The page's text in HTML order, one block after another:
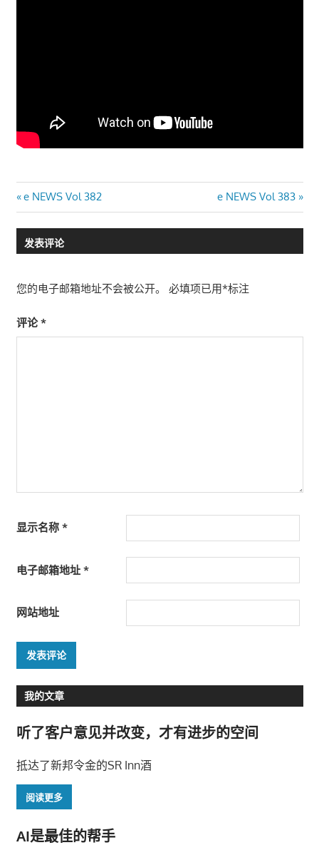
文
章
导
航
Previous
Post:
e NEWS Vol 382
Next
Post:
e NEWS Vol 383
发表评论
您的电子邮箱地址不会被公开。 必填项已用*标注
评论*
显示名称 *
电子邮箱地址 *
网站地址
我的文章
听了客户意见并改变，才有进步的空间
抵达了新邦令金的SR Inn酒
阅读更多
AI是最佳的帮手